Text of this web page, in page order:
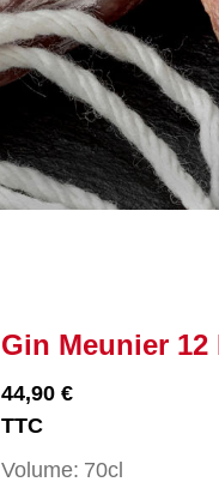
Gin Meunier 12
44,90 €
TTC
Volume 70cl